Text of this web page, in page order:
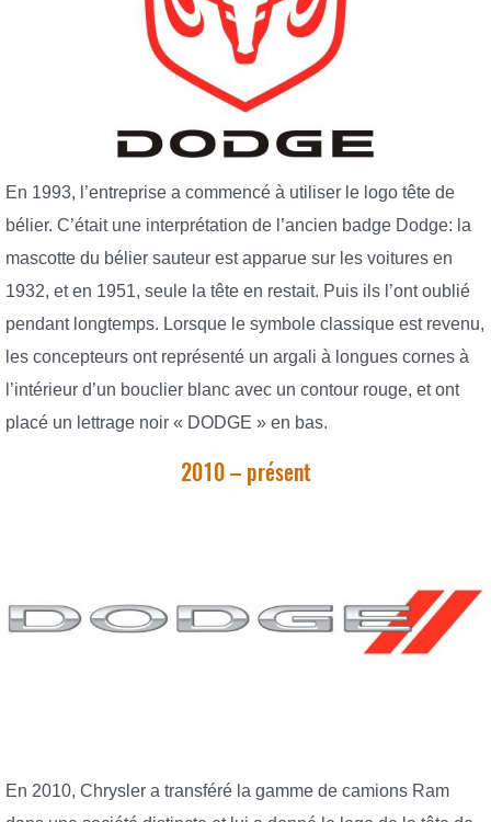
En 1993, l’entreprise a commencé à utiliser le logo tête de
bélier. C’était une interprétation de l’ancien badge Dodge: la
mascotte du bélier sauteur est apparue sur les voitures en
1932, et en 1951, seule la tête en restait. Puis ils l’ont oublié
pendant longtemps. Lorsque le symbole classique est revenu,
les concepteurs ont représenté un argali à longues cornes à
l’intérieur d’un bouclier blanc avec un contour rouge, et ont
placé un lettrage noir « DODGE » en bas.
2010 – présent
En 2010, Chrysler a transféré la gamme de camions Ram